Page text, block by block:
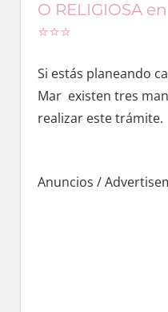
O RELIGIOSA
⭐️⭐️⭐️
Si estás planeando
Mar existen tres
realizar еstе trámite.
Anuncios /